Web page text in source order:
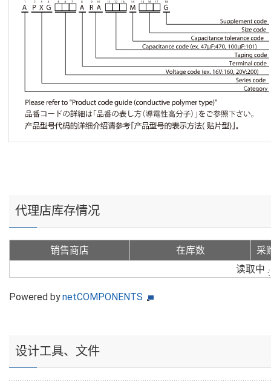
代理店库存情况
销售商店 在库数
采
读取中
Powered bynetCOMPONENTS
设计工具、文件